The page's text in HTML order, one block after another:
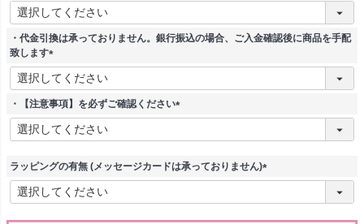
(
須
・代金引換は承っておりません。銀行振込の場合、ご入金確認後に商品を手配
致します
(
必
須
・【注意事項】を必ずご確認ください
(
)
ラッピングの有無 (メッセージカードは承っておりません)
(